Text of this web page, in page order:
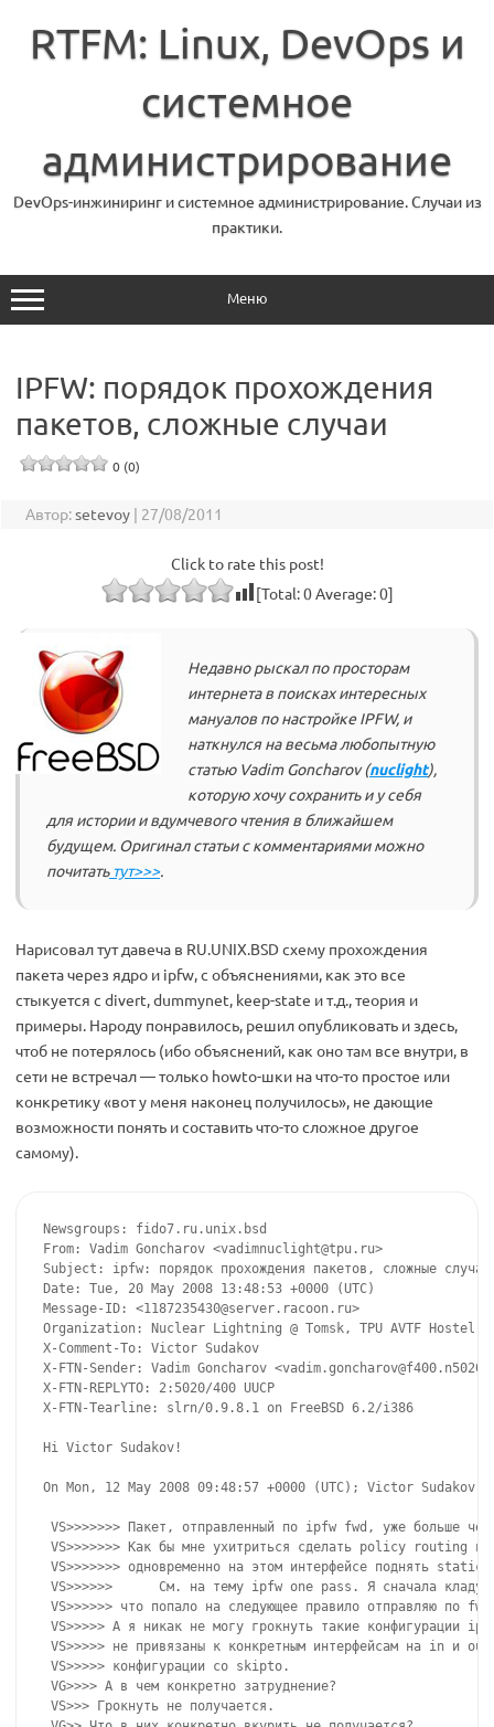
содержимому
RTFM: Linux, DevOps и
системное
администрирование
DevOps-инжиниринг и системное администрирование. Случаи из
практики.
Меню
IPFW: порядок прохождения
пакетов, сложные случаи
0 (0)
Автор:setevoy | 27/08/2011
Click to rate this post!
[Total:0Average:0]
Недавно рыскал по просторам
интернета в поисках интересных
мануалов по настройке IPFW, и
наткнулся на весьма любопытную
статью Vadim Goncharov (nuclight),
которую хочу сохранить и у себя
для истории и вдумчевого чтения в ближайшем
будущем. Оригинал статьи с комментариями можно
почитатьтут>>>.
Нарисовал тут давеча в RU.UNIX.BSD схему прохождения
пакета через ядро и ipfw, с объяснениями, как это все
стыкуется с divert, dummynet, keep-state и т.д., теория и
примеры. Народу понравилось, решил опубликовать и здесь,
чтоб не потерялось (ибо объяснений, как оно там все внутри, в
сети не встречал — только howto-шки на что-то простое или
конкретику «вот у меня наконец получилось», не дающие
возможности понять и составить что-то сложное другое
самому).
Newsgroups: fido7.ru.unix.bsd
From: Vadim Goncharov <vadimnuclight@tpu.ru>
Subject: ipfw: порядок прохождения пакетов, сложные
Date: Tue, 20 May 2008 13:48:53 +0000 (UTC)
Message-ID: <1187235430@server.racoon.ru>
Organization: Nuclear Lightning @ Tomsk, TPU AVTF Hostel
X-Comment-To: Victor Sudakov
X-FTN-Sender: Vadim Goncharov <